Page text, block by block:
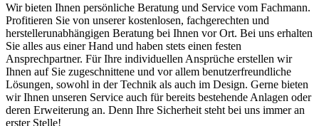
Wir bieten Ihnen persönliche Beratung und Service vom Fachmann.
Profitieren Sie von unserer kostenlosen, fachgerechten und
herstellerunabhängigen Beratung bei Ihnen vor Ort. Bei uns erhalten
Sie alles aus einer Hand und haben stets einen festen
Ansprechpartner. Für Ihre individuellen Ansprüche erstellen wir
Ihnen auf Sie zugeschnittene und vor allem benutzerfreundliche
Lösungen, sowohl in der Technik als auch im Design. Gerne bieten
wir Ihnen unseren Service auch für bereits bestehende Anlagen oder
deren Erweiterung an. Denn Ihre Sicherheit steht bei uns immer an
erster Stelle!